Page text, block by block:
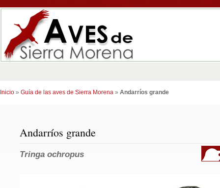
Inicio » Guía de las aves de Sierra Morena » Andarríos grande
Andarríos grande
Tringa ochropus